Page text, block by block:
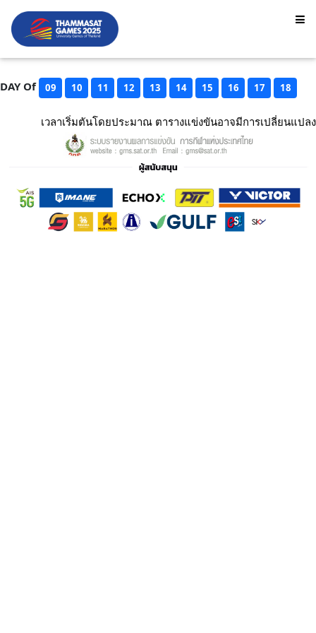
DAY Of 09 10 11 12 13 14 15 16 17 18
เวลาเริ่มตันโดยประมาณ ตารางแข่งขันอาจมีการเปลี่ยนแปลง